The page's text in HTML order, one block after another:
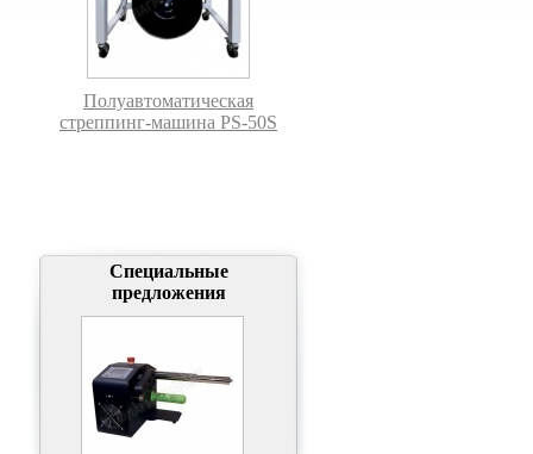
Полуавтоматическая
стреппинг-машина PS-50S
Специальные
предложения